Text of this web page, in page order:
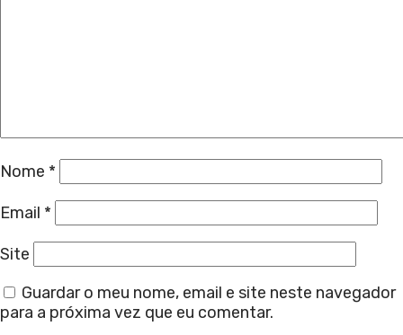
Nome *
Email *
Site
Guardar o meu nome, email e site neste navegador
para a próxima vez que eu comentar.